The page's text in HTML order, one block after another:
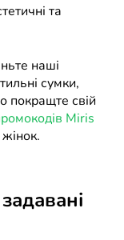
та
наші
сумки,
покращте свій
Miris
жінок.